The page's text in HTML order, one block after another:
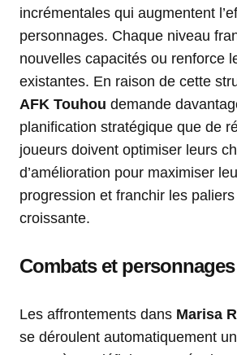
incrémentales qui augmentent
personnages. Chaque niveau
nouvelles capacités ou renforce
existantes. En raison de cette
AFK Touhou demande
planification stratégique que de
joueurs doivent optimiser leurs
d’amélioration pour maximiser
progression et franchir les
croissante.
Combats et
Les affrontements dans Marisa
se déroulent automatiquement